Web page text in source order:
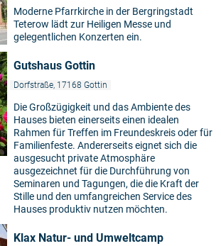
Moderne Pfarrkirche in der Bergringstadt
Teterow lädt zur Heiligen Messe und
gelegentlichen Konzerten ein.
Gutshaus Gottin
Dorfstraße, 17168 Gottin
Die Großzügigkeit und das Ambiente des
Hauses bieten einerseits einen idealen
Rahmen für Treffen im Freundeskreis oder für
Familienfeste. Andererseits eignet sich die
ausgesucht private Atmosphäre
ausgezeichnet für die Durchführung von
Seminaren und Tagungen, die die Kraft der
Stille und den umfangreichen Service des
Hauses produktiv nutzen möchten.
Klax Natur- und Umweltcamp